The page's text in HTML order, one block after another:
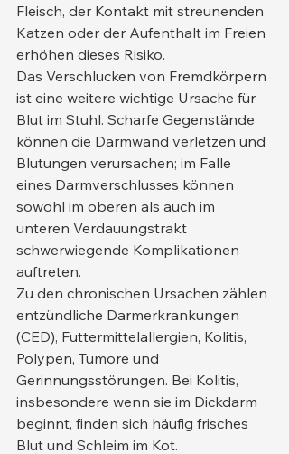
Fleisch, der Kontakt mit streunenden
Katzen oder der Aufenthalt im Freien
erhöhen dieses Risiko.
Das Verschlucken von Fremdkörpern
ist eine weitere wichtige Ursache für
Blut im Stuhl. Scharfe Gegenstände
können die Darmwand verletzen und
Blutungen verursachen; im Falle
eines Darmverschlusses können
sowohl im oberen als auch im
unteren Verdauungstrakt
schwerwiegende Komplikationen
auftreten.
Zu den chronischen Ursachen zählen
entzündliche Darmerkrankungen
(CED), Futtermittelallergien, Kolitis,
Polypen, Tumore und
Gerinnungsstörungen. Bei Kolitis,
insbesondere wenn sie im Dickdarm
beginnt, finden sich häufig frisches
Blut und Schleim im Kot.